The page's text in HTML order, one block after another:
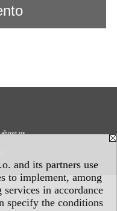
and its partners use
to implement, among
in accordance
specify the conditions
us